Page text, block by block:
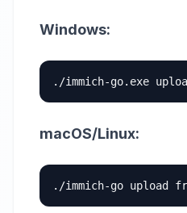
Windows:
macOS/Linux: